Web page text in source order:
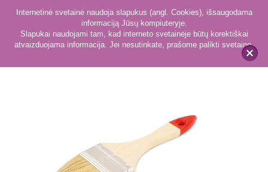
x
Internetinė svetainė naudoja slapukus (angl. Cookies), išsaugodama
informaciją Jūsų kompiuteryje.
Slapukai naudojami tam, kad interneto svetainėje būtų korektiškai
atvaizduojama informacija. Jei nesutinkate, prašome palikti svetainę.
Teptukai 59